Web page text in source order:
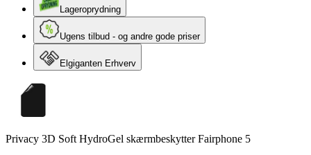
Lageroprydning
Ugens tilbud - og andre gode priser
Elgiganten Erhverv
Privacy 3D Soft HydroGel skærmbeskytter Fairphone 5